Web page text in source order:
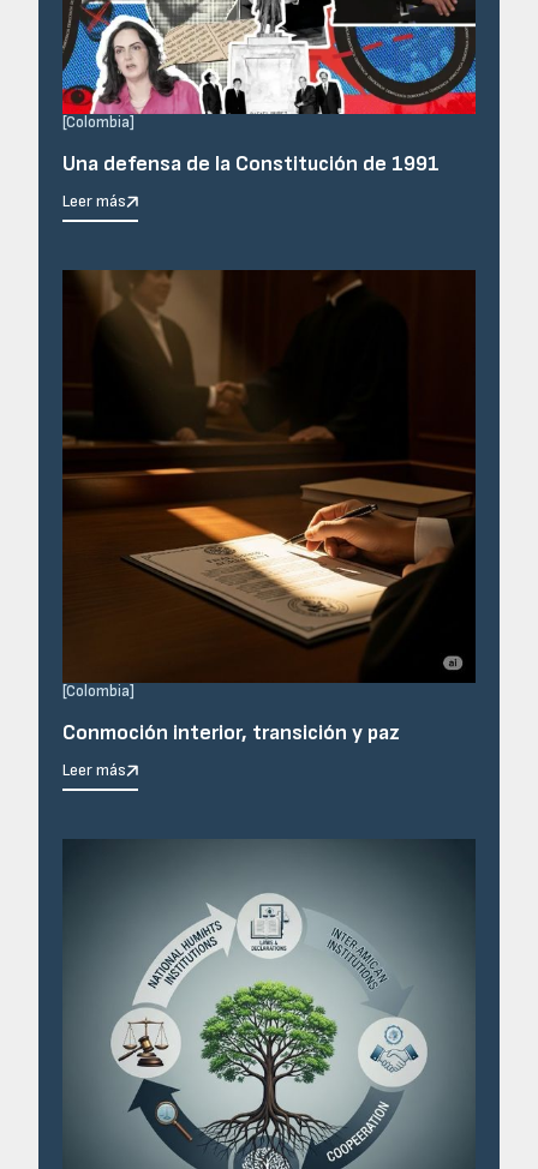
[Colombia]
Una defensa de la Constitución de 1991
Leer más
[Colombia]
Conmoción interior, transición y paz
Leer más